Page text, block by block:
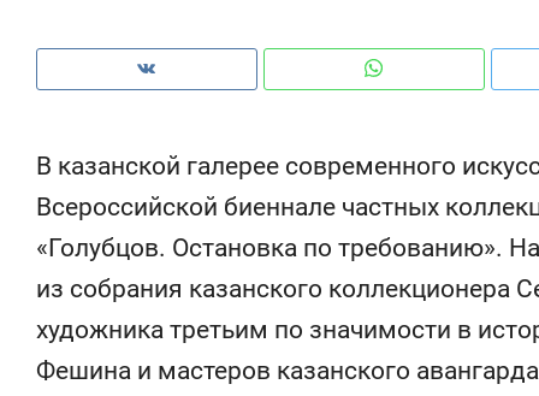
В казанской галерее современного
Всероссийской биеннале частных
«Голубцов. Остановка по требованию».
из собрания казанского коллекционера
художника третьим по значимости в
Фешина и мастеров казанского
150 камер до квартиры и Face
ID вместо ключа: какой будет
безопасность в ЖК «Нова»
природе,
с